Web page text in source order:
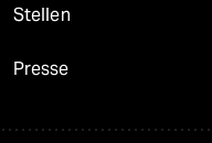
Stellen
Presse